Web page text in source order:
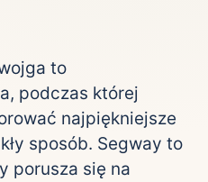
to
podczas której
najpiękniejsze
sposób. Segway to
porusza się na